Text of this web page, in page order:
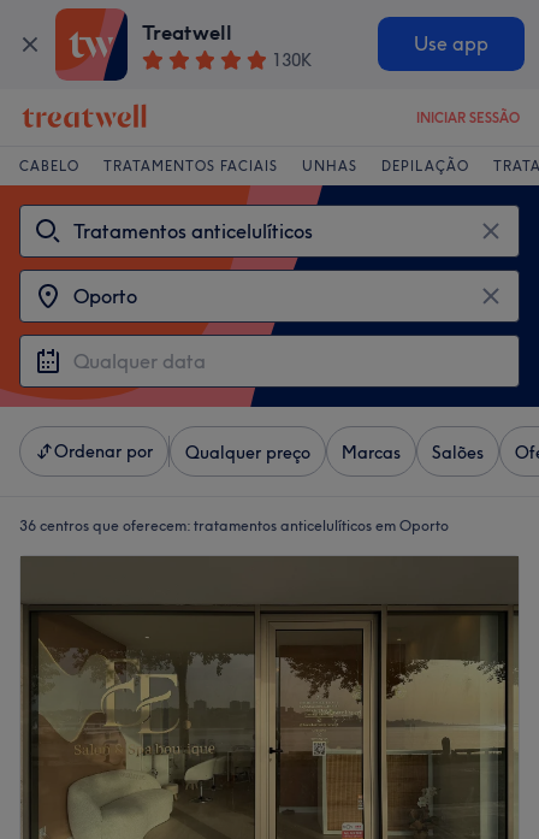
Treatwell
130K
Use app
INICIAR SESSÃO
CABELO TRATAMENTOS FACIAIS UNHAS DEPILAÇÃO
Ordenar por Qualquer preço Marcas Salões
36 centros que oferecem: tratamentos anticelulíticos em Oporto